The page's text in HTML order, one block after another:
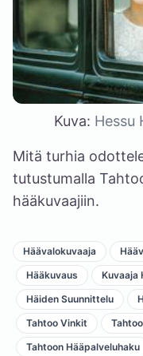
Kuva: Hessu
Mitä turhia
tutustumalla
hääkuvaajiin.
Häävalokuvaaja
Hääkuvaus
Kuvaaja
Häiden Suunnittelu
Tahtoo Vinkit
Tahtoon Hääpalveluhaku